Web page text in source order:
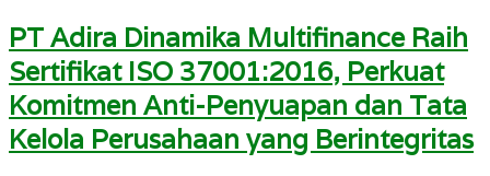
PT Adira Dinamika Multifinance Raih
Sertifikat ISO 37001:2016, Perkuat
Komitmen Anti-Penyuapan dan Tata
Kelola Perusahaan yang Berintegritas